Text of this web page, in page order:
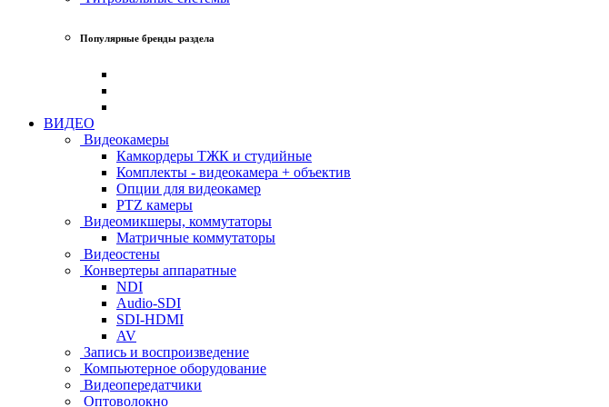
Популярные бренды раздела
ВИДЕО
Видеокамеры
Камкордеры ТЖК и студийные
Комплекты - видеокамера + объектив
Опции для видеокамер
PTZ камеры
Видеомикшеры, коммутаторы
Матричные коммутаторы
Видеостены
Конвертеры аппаратные
NDI
Audio-SDI
SDI-HDMI
AV
Запись и воспроизведение
Компьютерное оборудование
Видеопередатчики
Оптоволокно